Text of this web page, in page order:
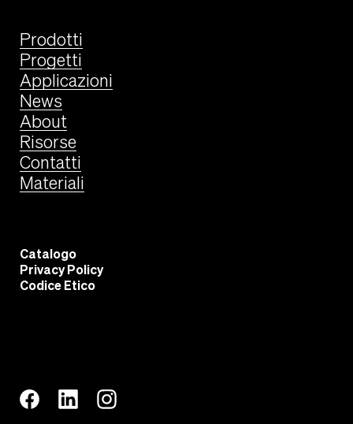
Prodotti
Progetti
Applicazioni
News
About
Risorse
Contatti
Materiali
Catalogo
Privacy Policy
Codice Etico